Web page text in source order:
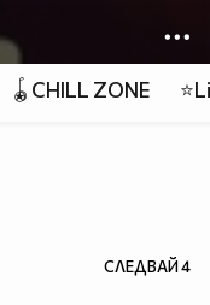
🪀CHILL ZONE
СЛЕДВАЙ4